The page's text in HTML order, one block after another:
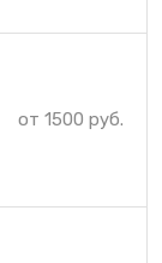
от 1500 руб.